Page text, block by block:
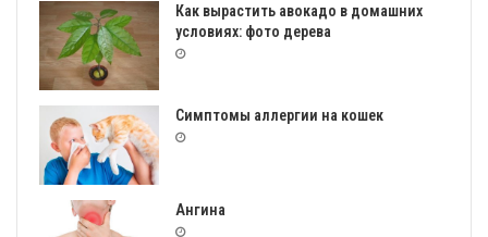
Как вырастить авокадо в домашних
условиях: фото дерева
Симптомы аллергии на кошек
Ангина